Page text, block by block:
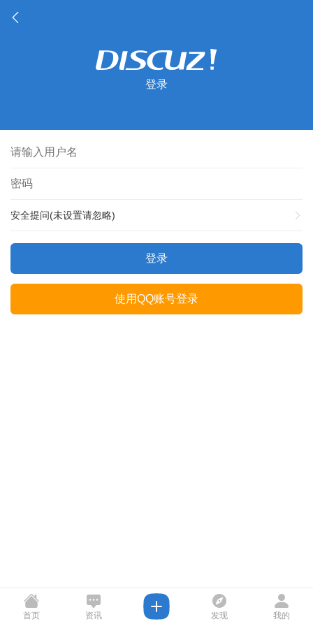
登录
安全提问(未设置请忽略)
登录
使用QQ账号登录
首页 资讯 发现 我的